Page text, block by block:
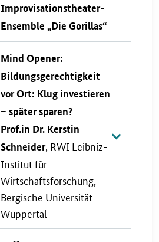
Improvisationstheater-
Ensemble „Die Gorillas“
Mind Opener:
Bildungsgerechtigkeit
vor Ort: Klug investieren
– später sparen?
Prof.in Dr. Kerstin
Schneider, RWI Leibniz-
Institut für
Wirtschaftsforschung,
Bergische Universität
Wuppertal